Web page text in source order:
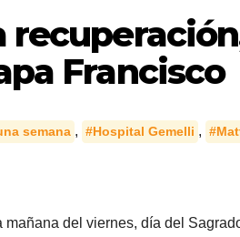
Francisco
semana , #Hospital Gemelli ,
del viernes, día del